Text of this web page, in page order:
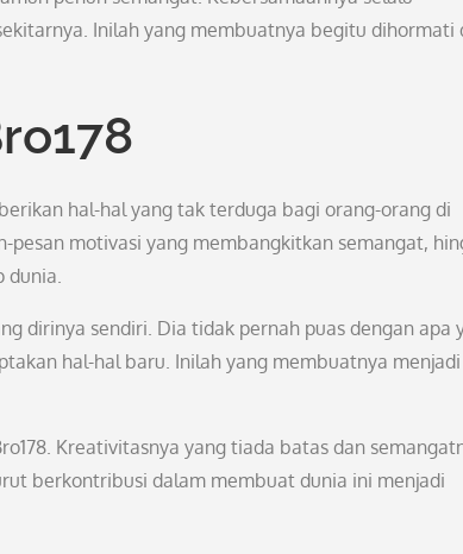
Inilah yang membuatnya begitu dihormati
hal-hal yang tak terduga bagi orang-orang di
pesan motivasi yang membangkitkan semangat,
dunia.
dirinya sendiri. Dia tidak pernah puas dengan apa
hal-hal baru. Inilah yang membuatnya menjadi
Kreativitasnya yang tiada batas dan
berkontribusi dalam membuat dunia ini menjadi